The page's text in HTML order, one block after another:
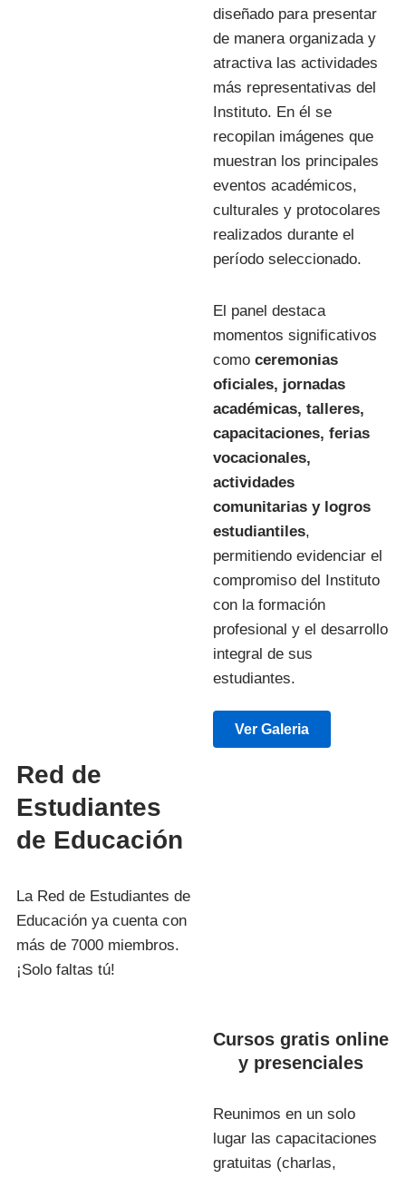
diseñado para presentar
de manera organizada y
atractiva las actividades
más representativas del
Instituto. En él se
recopilan imágenes que
muestran los principales
eventos académicos,
culturales y protocolares
realizados durante el
período seleccionado.
El panel destaca
momentos significativos
como ceremonias
oficiales, jornadas
académicas, talleres,
capacitaciones, ferias
vocacionales,
actividades
comunitarias y logros
estudiantiles,
permitiendo evidenciar el
compromiso del Instituto
con la formación
profesional y el desarrollo
integral de sus
estudiantes.
Ver Galeria
Red de
Estudiantes
de Educación
La Red de Estudiantes de
Educación ya cuenta con
más de 7000 miembros.
¡Solo faltas tú!
Cursos gratis online
y presenciales
Reunimos en un solo
lugar las capacitaciones
gratuitas (charlas,